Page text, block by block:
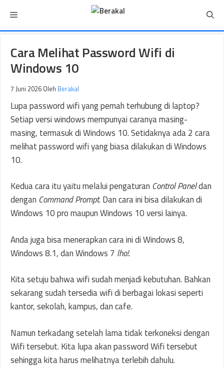
isi
Menu
Cara Melihat Password Wifi di
Windows 10
7 Juni 2026 Oleh Berakal
Lupa password wifi yang pernah terhubung di laptop?
Setiap versi windows mempunyai caranya masing-
masing, termasuk di Windows 10. Setidaknya ada 2 cara
melihat password wifi yang biasa dilakukan di Windows
10.
Kedua cara itu yaitu melalui pengaturan Control Paneldan
dengan Command Prompt. Dan cara ini bisa dilakukan di
Windows 10 pro maupun Windows 10 versi lainya.
Anda juga bisa menerapkan cara ini di Windows 8,
Windows 8.1, dan Windows 7 lho!.
Kita setuju bahwa wifi sudah menjadi kebutuhan. Bahkan
sekarang sudah tersedia wifi di berbagai lokasi seperti
kantor, sekolah, kampus, dan cafe.
Namun terkadang setelah lama tidak terkoneksi dengan
Wifi tersebut. Kita lupa akan password Wifi tersebut
sehingga kita harus melihatnya terlebih dahulu.